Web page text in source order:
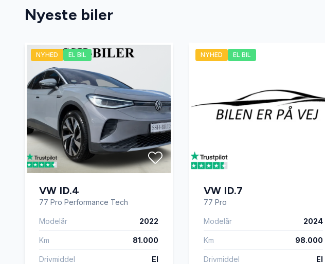
sædevarme
Nyeste biler
NYHED EL BIL
VW ID.4
77 Pro Performance Tech
Modelår 2022
Km 81.000
Drivmiddel El
NYHED EL BIL
VW ID.7
77 Pro
Modelår 2024
Km 98.000
Drivmiddel El